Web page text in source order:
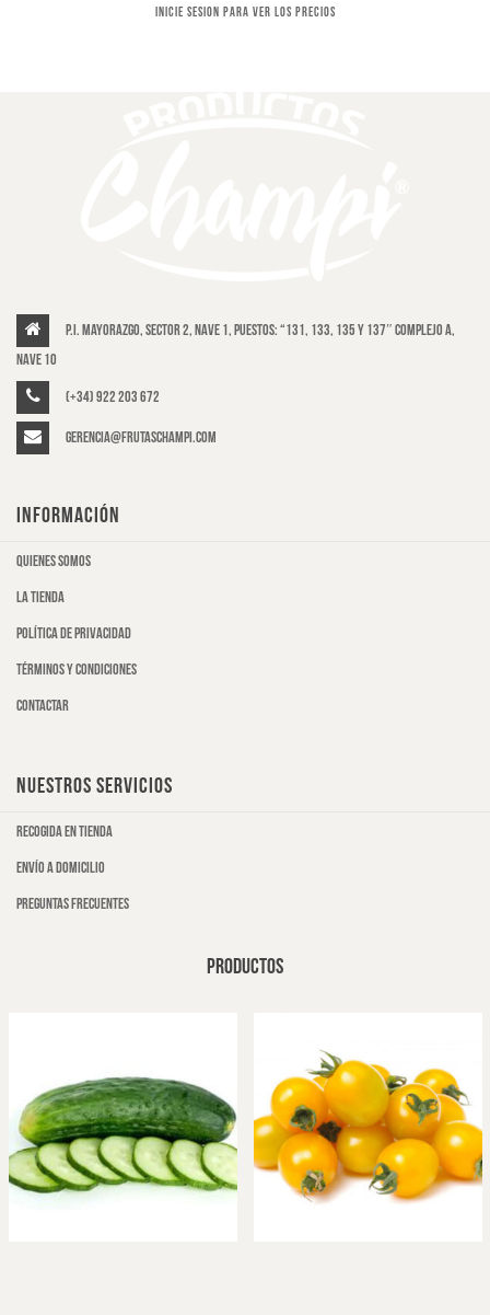
Inicie sesion para ver los precios
P.I. Mayorazgo, Sector 2, Nave 1, puestos: “131, 133, 135 y 137″ Complejo A,
Nave 10
(+34) 922 203 672
gerencia@frutaschampi.com
INFORMACIÓN
Quienes somos
La tienda
Política de privacidad
Términos y condiciones
Contactar
NUESTROS SERVICIOS
Recogida en tienda
Envío a domicilio
Preguntas frecuentes
PRODUCTOS